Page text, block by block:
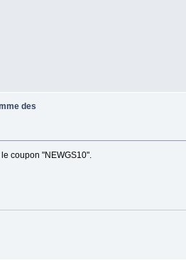
des
coupon "NEWGS10".